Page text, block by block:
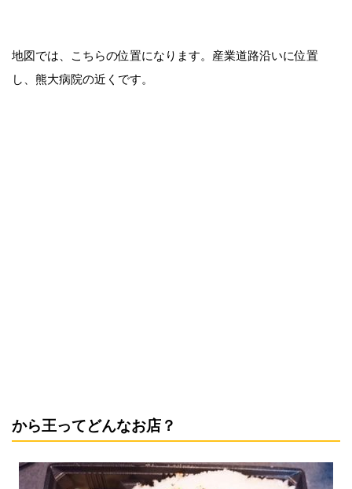
地図では、こちらの位置になります。産業道路沿いに位置
し、熊大病院の近くです。
から王ってどんなお店？